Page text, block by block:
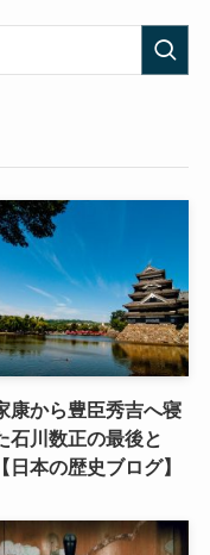
康から豊臣秀吉へ寝
石川数正の最後と
日本の歴史ブログ】